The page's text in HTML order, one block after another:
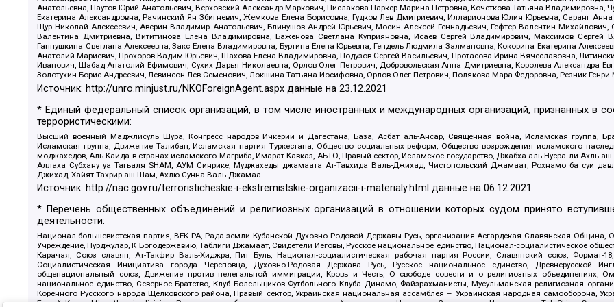
Анатольевна, Паутов Юрий Анатольевич, Верховский Александр Маркович, Пислакова-Паркер Марина Петровна, Кочеткова Татьяна Владимировна,
Екатерина Александровна, Рачинский Ян Збигневич, Жемкова Елена Борисовна, Гудков Лев Дмитриевич, Илларионова Юлия Юрьевна, Саранг
Щур Николай Алексеевич, Аверин Владимир Анатольевич, Блинушов Андрей Юрьевич, Мосин Алексей Геннадьевич, Гефтер Валентин
Валентина Дмитриевна, Вититинова Елена Владимировна, Баженова Светлана Куприяновна, Исаев Сергей Владимирович, Максимов Сергей
Ганнушкина Светлана Алексеевна, Закс Елена Владимировна, Буртина Елена Юрьевна, Гендель Людмила Залмановна, Кокорина Екатерина
Анатолий Мариевич, Прохоров Вадим Юрьевич, Шахова Елена Владимировна, Подузов Сергей Васильевич, Протасова Ирина Вячеславовна,
Иванович, Шабад Анатолий Ефимович, Сухих Дарья Николаевна, Орлов Олег Петрович, Добровольская Анна Дмитриевна, Королева Александра
Золотухин Борис Андреевич, Левинсон Лев Семенович, Локшина Татьяна Иосифовна, Орлов Олег Петрович, Полякова Мара Федоровна, Резник
Источник: http://unro.minjust.ru/NKOForeignAgent.aspx данные на23.12.2021
* Единый федеральный список организаций, в том числе иностранных и международных организаций, признанных в
террористическими:
Высший военный Маджлисуль Шура, Конгресс народов Ичкерии и Дагестана, База, Асбат аль-Ансар, Священная война, Исламская группа,
Исламская группа, Движение Талибан, Исламская партия Туркестана, Общество социальных реформ, Общество возрождения исламского
моджахедов, Аль-Каида в странах исламского Магриба, Имарат Кавказ, АБТО, Правый сектор, Исламское государство, Джабха аль-Нусра ли-
Аллаха Субхану уа Тагьаля SHAM, АУМ Синрике, Муджахеды джамаата Ат-Тавхида Валь-Джихад, Чистопольский Джамаат, Рохнамо ба суи
Джихад, Хайят Тахрир аш-Шам, Ахлю Сунна Валь Джамаа
Источник: http://nac.gov.ru/terroristicheskie-i-ekstremistskie-organizacii-i-materialy.html данные на06.12.2021
* Перечень общественных объединений и религиозных организаций в отношении которых судом принято
деятельности:
Национал-большевистская партия, ВЕК РА, Рада земли Кубанской Духовно Родовой Державы Русь, организация Асгардская Славянская
Учреждение, Нурджулар, К Богодержавию, Таблиги Джамаат, Свидетели Иеговы, Русское национальное единство, Национал-социалистическое
Карачая, Союз славян, Ат-Такфир Валь-Хиджра, Пит Буль, Национал-социалистическая рабочая партия России, Славянский союз,
Социалистическая Инициатива города Череповца, Духовно-Родовая Держава Русь, Русское национальное единство, Древнерусской
общенациональный союз, Движение против нелегальной иммиграции, Кровь и Честь, О свободе совести и о религиозных объединениях,
национальное единство, Северное Братство, Клуб Болельщиков Футбольного Клуба Динамо, Файзрахманисты, Мусульманская религиозная
Коренного Русского народа Щелковского района, Правый сектор, Украинская национальная ассамблея – Украинская народная самооборона,
Белый Крест, Misanthropic division, Религиозное объединение последователей инглиизма, Народная Социальная Инициатива, TulaSkins,